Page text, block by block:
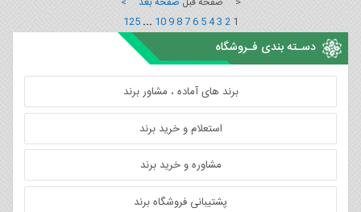
1
2
3
4
5
6
7
8
9
10
...
125
دسـته بندی فـروشگاه
برند های آماده ، مشاور برند
استعلام و خرید برند
مشاوره و خرید برند
پشتیبانی فروشگاه برند